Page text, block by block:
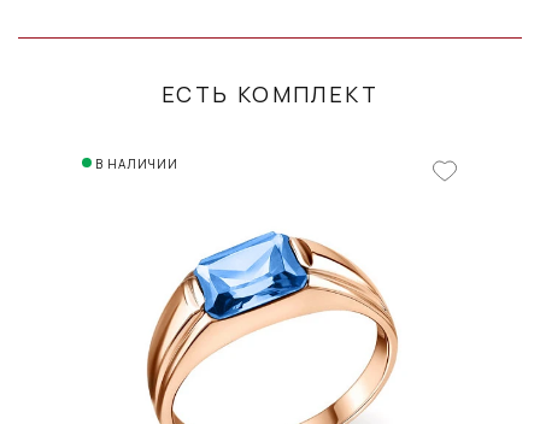
ЕСТЬ КОМПЛЕКТ
В НАЛИЧИИ